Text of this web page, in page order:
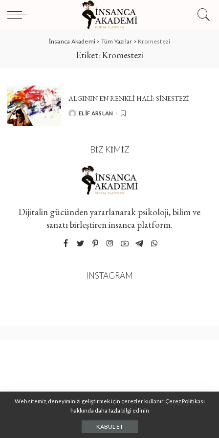
İnsanca Akademi > Tüm Yazılar > Kromestezi
Etiket: Kromestezi
ALGININ EN RENKLİ HALİ: SİNESTEZİ
POSTEDELIF ARSLAN
BIZ KIMIZ
Dijitalin gücünden yararlanarak psikoloji, bilim ve
sanatı birleştiren insanca platform.
INSTAGRAM
Web sitemiz, deneyiminizi geliştirmek için çerezler kullanır. Çerez Politikası
hakkında daha fazla bilgi edinin
KABUL ET